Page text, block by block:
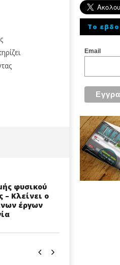
φυσικού
– Κλείνει ο
έργων
To
Email